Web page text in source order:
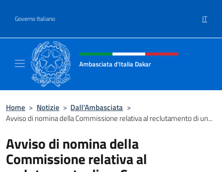
Governo Italiano IT
Intestazione sito, social e menù
Ambasciata d'Italia Dakar
Home > Notizie > Dall’Ambasciata >
Avviso di nomina della Commissione relativa al reclutamento di un...
Avviso di nomina della
Commissione relativa al